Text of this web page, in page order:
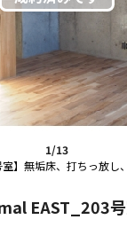
1/13
室】無垢床、打ちっ放し
EAST_203